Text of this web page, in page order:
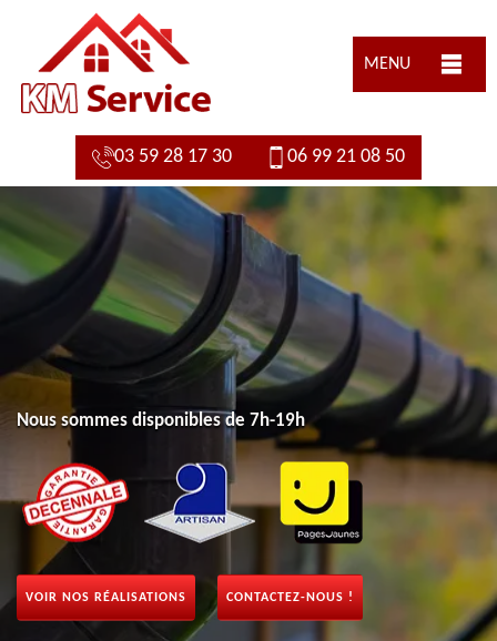
MENU
03 59 28 17 30 06 99 21 08 50
Nous sommes disponibles de 7h-19h
VOIR NOS RÉALISATIONS CONTACTEZ-NOUS !